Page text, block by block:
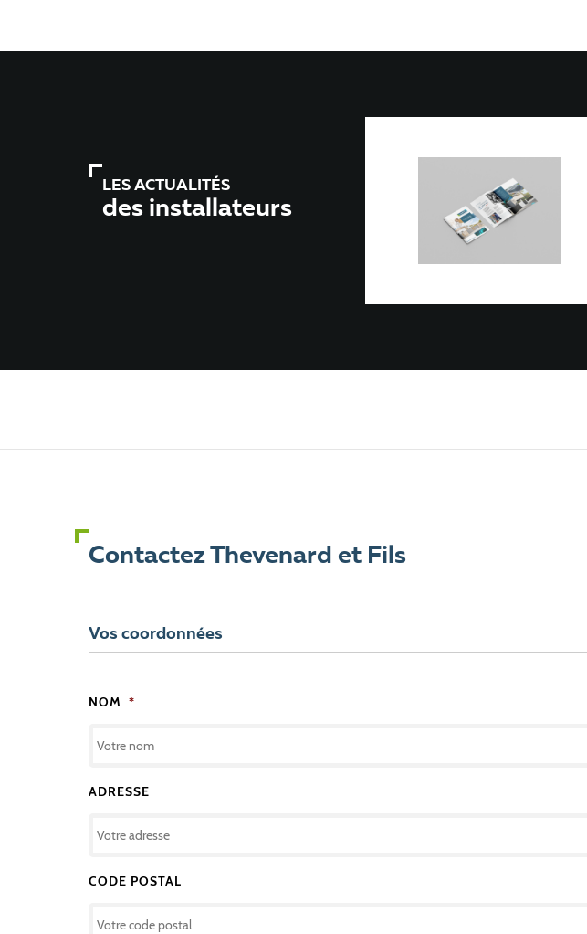
LES ACTUALITÉS
des installateurs
Contactez Thevenard et Fils
Vos coordonnées
NOM *
ADRESSE
CODE POSTAL